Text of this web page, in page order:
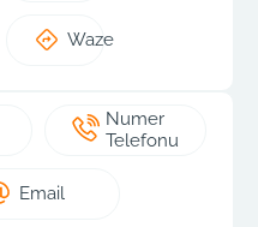
Waze
Numer
Telefonu
Email